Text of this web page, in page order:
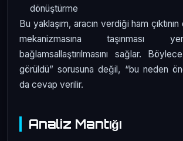
dönüştürme
Bu yaklaşım, aracın verdiği ham
mekanizmasına taşınması
bağlamsallaştırılmasını sağlar.
görüldü” sorusuna değil, “bu neden
da cevap verilir.
Analiz Mantığı